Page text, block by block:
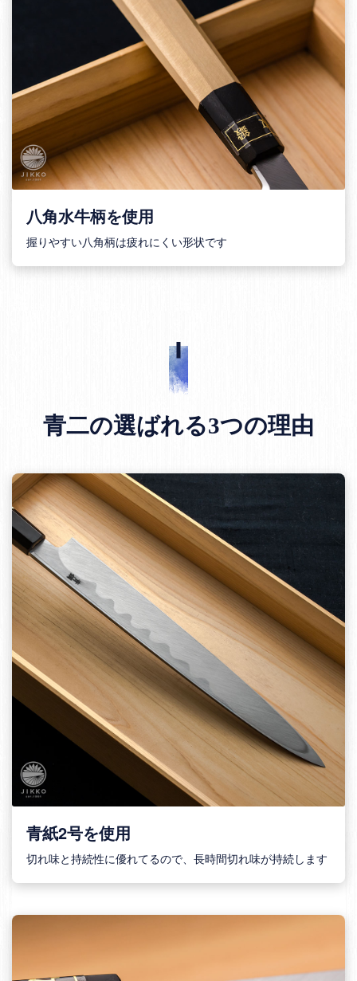
八角水牛柄を使用
握りやすい八角柄は疲れにくい形状です
青二の選ばれる3つの理由
青紙2号を使用
切れ味と持続性に優れてるので、長時間切れ味が持続します